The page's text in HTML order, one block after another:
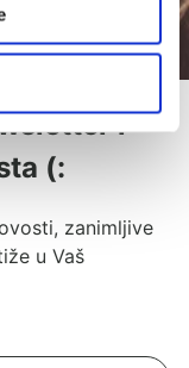
i
(:
zanimljive
u Vaš